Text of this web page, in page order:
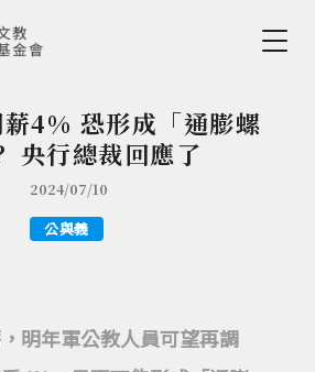
to Navigation
to Main content
4% 恐形成「通膨螺
央行總裁回應了
2024/07/10
公與義
明年軍公教人員可望再調